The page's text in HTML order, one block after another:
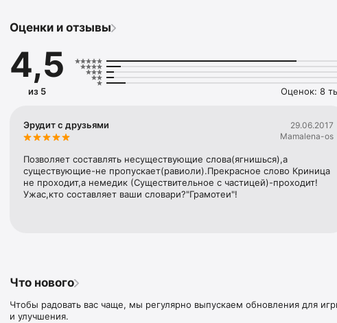
языку и, несомненно, эрудиции!
захватывающей и азартной!
Эрудит – это головоломка, совмещающая в себе анаграмму (игра, в
слова являются началом другого) и кроссворд, поэтому игра Эрудит
популярностью среди других настольных игр. Особый интерес у
Особенности игры:
• Богатый, регулярно обновляющийся словарь
• Быстрый Online-чат с игроками
• Приятный, стильный дизайн
• Красочные темы
Оценки и отзывы
4,5
из 5 Оценок: 8
Эрудит с друзьями
29.06.2017
Mamalena-os
Позволяет составлять несуществующие слова(ягнишься),а
существующие-не пропускает(равиоли).Прекрасное слово Криница
не проходит,а немедик (Существительное с частицей)-проходит!
Ужас,кто составляет ваши словари?"Грамотеи"!
Что нового
Чтобы радовать вас чаще, мы регулярно выпускаем обновления для
и улучшения.